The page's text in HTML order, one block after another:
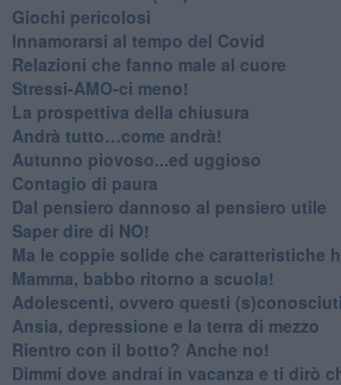
Giochi pericolosi
Innamorarsi al tempo del Covid
​Relazioni che fanno male al cuore
​Stressi-AMO-ci meno!
​La prospettiva della chiusura
​Andrà tutto…come andrà!
Autunno piovoso...ed uggioso
​Contagio di paura
​Dal pensiero dannoso al pensiero utile
​Saper dire di NO!
​Ma le coppie solide che caratteristiche
​Mamma, babbo ritorno a scuola!
Adolescenti, ovvero questi
Ansia, depressione e la terra di mezzo
​Rientro con il botto? Anche no!
Dimmi dove andrai in vacanza e ti dirò